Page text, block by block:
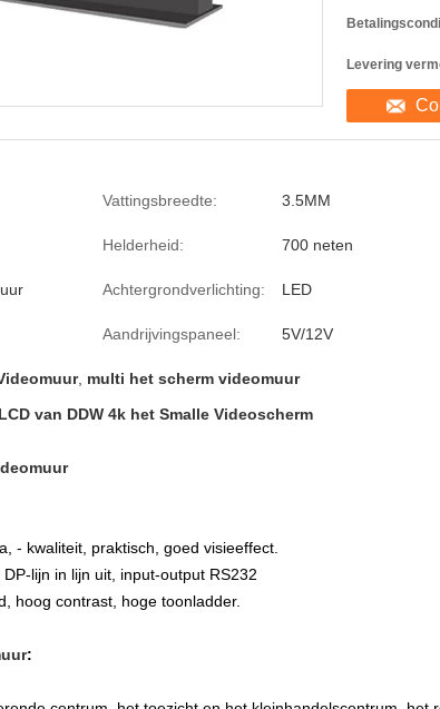
Levering
Vattingsbreedte: 3.5MM
Helderheid: 700 neten
Achtergrondverlichting: LED
Aandrijvingspaneel: 5V/12V
, multi het scherm videomuur
van DDW 4k het Smalle Videoscherm
- kwaliteit, praktisch, goed visieeffect.
lijn in lijn uit, input-output RS232
hoog contrast, hoge toonladder.
: